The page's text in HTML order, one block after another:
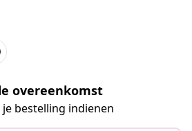
overeenkomst
bestelling indienen